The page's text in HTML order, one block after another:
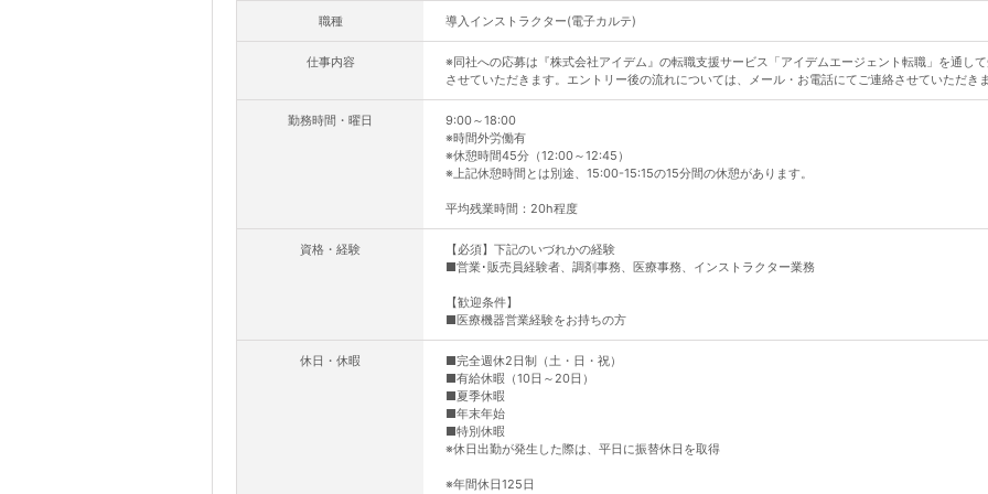
職種 導入インストラクター(電子カルテ)
仕事内容
※同社への応募は『株式会社アイデム』の転職支援サービス「アイデムエージェント転職」を通し
させていただきます。エントリー後の流れについては、メール・お電話にてご連絡させていただきま
勤務時間・曜日
9:00～18:00
※時間外労働有
※休憩時間45分（12:00～12:45）
※上記休憩時間とは別途、15:00-15:15の15分間の休憩があります。
平均残業時間：20h程度
資格・経験
【必須】下記のいづれかの経験
■営業･販売員経験者、調剤事務、医療事務、インストラクター業務
【歓迎条件】
■医療機器営業経験をお持ちの方
休日・休暇
■完全週休2日制（土・日・祝）
■有給休暇（10日～20日）
■夏季休暇
■年末年始
■特別休暇
※休日出勤が発生した際は、平日に振替休日を取得
※年間休日125日